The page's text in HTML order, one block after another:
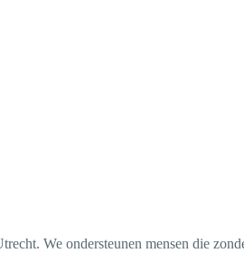
We ondersteunen mensen die